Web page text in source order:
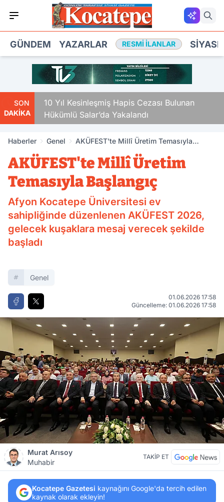
GÜNDEM YAZARLAR RESMI İLANLAR
SON
DAKİKA
10 Yıl Kesinleşmiş Hapis Cezası Bulunan
Hükümlü Salar’da Yakalandı
Haberler Genel
AKÜFEST'te Millî Üretim Temasıyla
AKÜFEST'te Millî Üretim
Temasıyla Başlangıç
Afyon Kocatepe Üniversitesi ev
sahipliğinde düzenlenen AKÜFEST 2026,
gelecek kuşaklara mesaj verecek şekilde
başladı
Genel
01.06.2026 17:58
Güncelleme: 01.06.2026 17:58
Murat Arısoy
Muhabir
TAKİP ET
Kocatepe Gazetesi kaynağını Google'da tercih edilen
kaynak olarak ekleyin!